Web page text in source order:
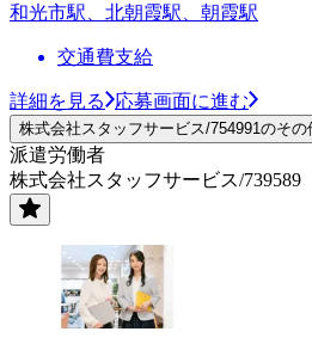
和光市駅、北朝霞駅、朝霞駅
交通費支給
詳細を見る 応募画面に進む
株式会社スタッフサービス/754991のその
派遣労働者
株式会社スタッフサービス/739589